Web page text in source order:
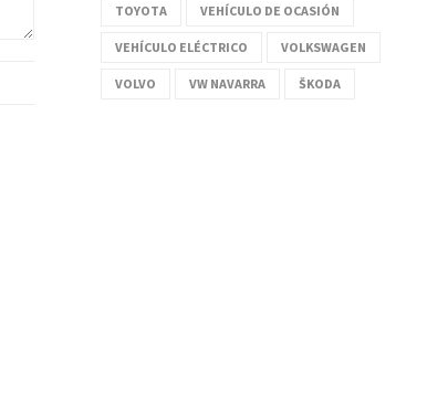
TOYOTA VEHÍCULO DE OCASIÓN
VEHÍCULO ELÉCTRICO VOLKSWAGEN
VOLVO VW NAVARRA ŠKODA